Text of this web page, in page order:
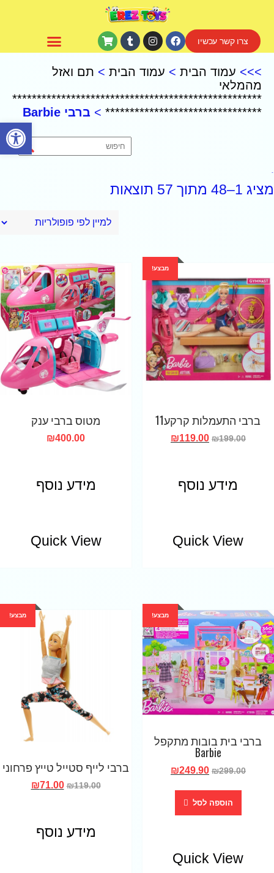
פתח סרגל נגישות
צרו קשר עכשיו
>>> עמוד הבית > עמוד הבית > תם ואזל
מהמלאי
***************************************************
********************************
> ברבי Barbie
מציג 1–48 מתוך 57 תוצאות
מבצע!
ברבי התעמלות קרקע11
₪199.00
₪119.00
מידע נוסף
Quick View
מטוס ברבי ענק
₪400.00
מידע נוסף
Quick View
מבצע!
ברבי בית בובות מתקפל
Barbie
₪299.00
₪249.90
הוספה לסל
Quick View
מבצע!
ברבי לייף סטייל טייץ פרחוני
₪119.00
₪71.00
מידע נוסף